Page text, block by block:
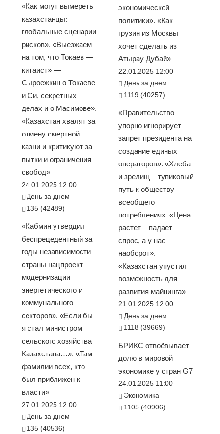
«Как могут вымереть
казахстанцы:
глобальные сценарии
рисков». «Выезжаем
на том, что Токаев —
китаист» —
Сыроежкин о Токаеве
и Си, секретных
делах и о Масимове».
«Казахстан хвалят за
отмену смертной
казни и критикуют за
пытки и ограничения
свобод»
24.01.2025 12:00
День за днем
135 (42489)
«Кабмин утвердил
беспрецедентный за
годы независимости
страны нацпроект
модернизации
энергетического и
коммунального
секторов». «Если бы
я стал министром
сельского хозяйства
Казахстана…». «Там
фамилии всех, кто
был приближен к
власти»
27.01.2025 12:00
День за днем
135 (40536)
экономической
политики». «Как
грузин из Москвы
хочет сделать из
Атырау Дубай»
22.01.2025 12:00
День за днем
1119 (40257)
«Правительство
упорно игнорирует
запрет президента на
создание единых
операторов». «Хлеба
и зрелищ – тупиковый
путь к обществу
всеобщего
потребления». «Цена
растет – падает
спрос, а у нас
наоборот».
«Казахстан упустил
возможность для
развития майнинга»
21.01.2025 12:00
День за днем
1118 (39669)
БРИКС отвоёвывает
долю в мировой
экономике у стран G7
24.01.2025 11:00
Экономика
1105 (40906)